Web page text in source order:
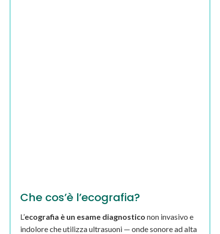
Che cos’è l’ecografia?
L’ecografia è un esame diagnostico non invasivo e
indolore che utilizza ultrasuoni — onde sonore ad alta